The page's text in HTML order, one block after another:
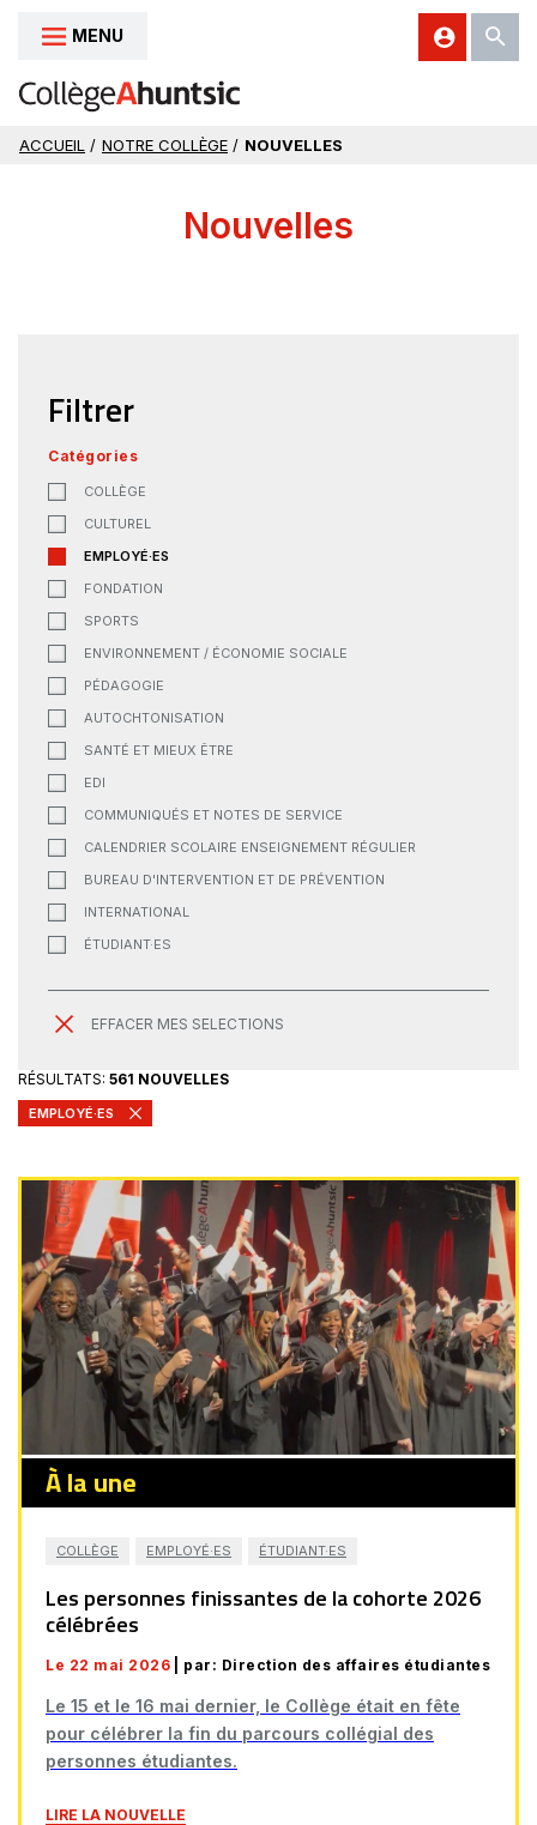
Aller au contenu
MENU
ACCUEIL / NOTRE COLLÈGE / NOUVELLES
Nouvelles
Filtrer
Catégories
COLLÈGE
CULTUREL
EMPLOYÉ·ES
FONDATION
SPORTS
ENVIRONNEMENT / ÉCONOMIE SOCIALE
PÉDAGOGIE
AUTOCHTONISATION
SANTÉ ET MIEUX ÊTRE
EDI
COMMUNIQUÉS ET NOTES DE SERVICE
CALENDRIER SCOLAIRE ENSEIGNEMENT RÉGULIER
BUREAU D'INTERVENTION ET DE PRÉVENTION
INTERNATIONAL
ÉTUDIANT·ES
EFFACER MES SELECTIONS
RÉSULTATS: 561 NOUVELLES
EMPLOYÉ·ES
À la une
COLLÈGE EMPLOYÉ·ES ÉTUDIANT·ES
Les personnes finissantes de la cohorte 2026
célébrées
Le 22 mai 2026 | par: Direction des affaires étudiantes
Le 15 et le 16 mai dernier, le Collège était en fête
pour célébrer la fin du parcours collégial des
personnes étudiantes.
LIRE LA NOUVELLE